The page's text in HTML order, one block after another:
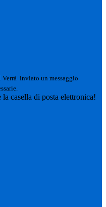
Verrà inviato un messaggio
casella di posta elettronica!